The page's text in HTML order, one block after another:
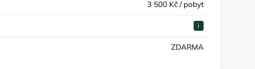
3 500 Kč / pobyt
i
ZDARMA